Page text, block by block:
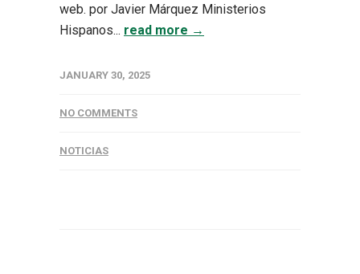
web. por Javier Márquez Ministerios
Hispanos... read more →
JANUARY 30, 2025
NO COMMENTS
NOTICIAS